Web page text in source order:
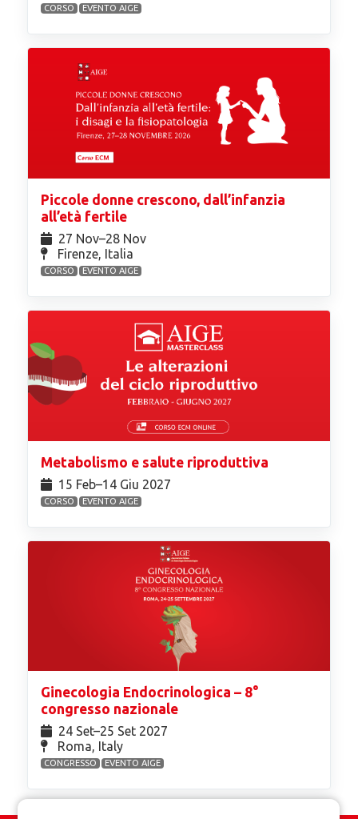
CORSO EVENTO AIGE
Piccole donne crescono, dall’infanzia
all’età fertile
27 Nov⁠–28 Nov
Firenze, Italia
CORSO EVENTO AIGE
Metabolismo e salute riproduttiva
15 Feb⁠–14 Giu 2027
CORSO EVENTO AIGE
Ginecologia Endocrinologica – 8°
congresso nazionale
24 Set⁠–25 Set 2027
Roma, Italy
CONGRESSO EVENTO AIGE